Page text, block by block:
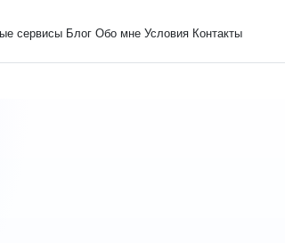
сервисы Блог Обо мне Условия Контакты